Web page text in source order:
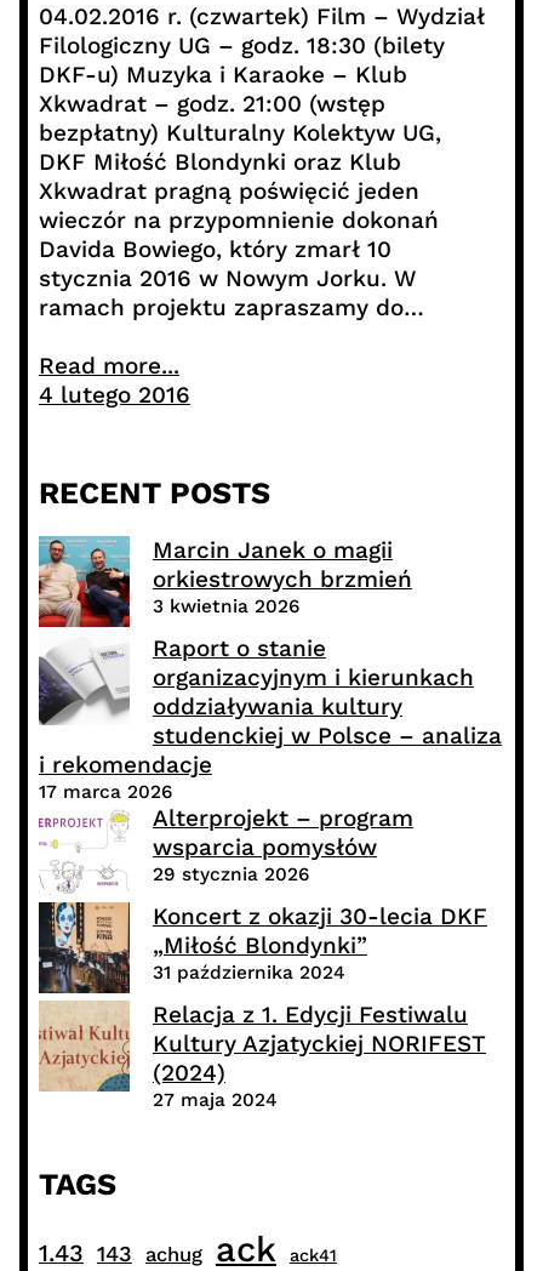
04.02.2016 r. (czwartek) Film – Wydział
Filologiczny UG – godz. 18:30 (bilety
DKF-u) Muzyka i Karaoke – Klub
Xkwadrat – godz. 21:00 (wstęp
bezpłatny) Kulturalny Kolektyw UG,
DKF Miłość Blondynki oraz Klub
Xkwadrat pragną poświęcić jeden
wieczór na przypomnienie dokonań
Davida Bowiego, który zmarł 10
stycznia 2016 w Nowym Jorku. W
ramach projektu zapraszamy do…
Read more...
4 lutego 2016
RECENT POSTS
Marcin Janek o magii
orkiestrowych brzmień
3 kwietnia 2026
Raport o stanie
organizacyjnym i kierunkach
oddziaływania kultury
studenckiej w Polsce – analiza
i rekomendacje
17 marca 2026
Alterprojekt – program
wsparcia pomysłów
29 stycznia 2026
Koncert z okazji 30-lecia DKF
„Miłość Blondynki”
31 października 2024
Relacja z 1. Edycji Festiwalu
Kultury Azjatyckiej NORIFEST
(2024)
27 maja 2024
TAGS
1.43 143 achug ack ack41